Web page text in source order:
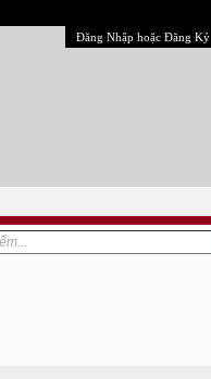
Đăng Nhập hoặc Đăng Ký